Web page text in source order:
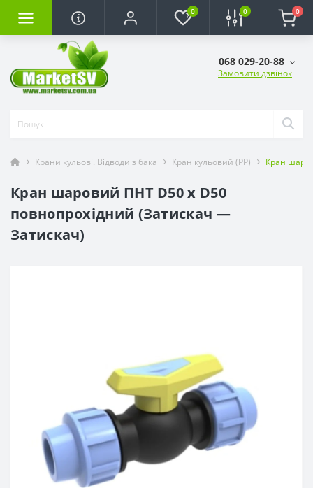
0 0 0
068 029-20-88
Замовити дзвінок
Крани кульові. Відводи з бака Кран кульовий (РР) Кран
Кран шаровий ПНТ D50 х D50
повнопрохідний (Затискач —
Затискач)